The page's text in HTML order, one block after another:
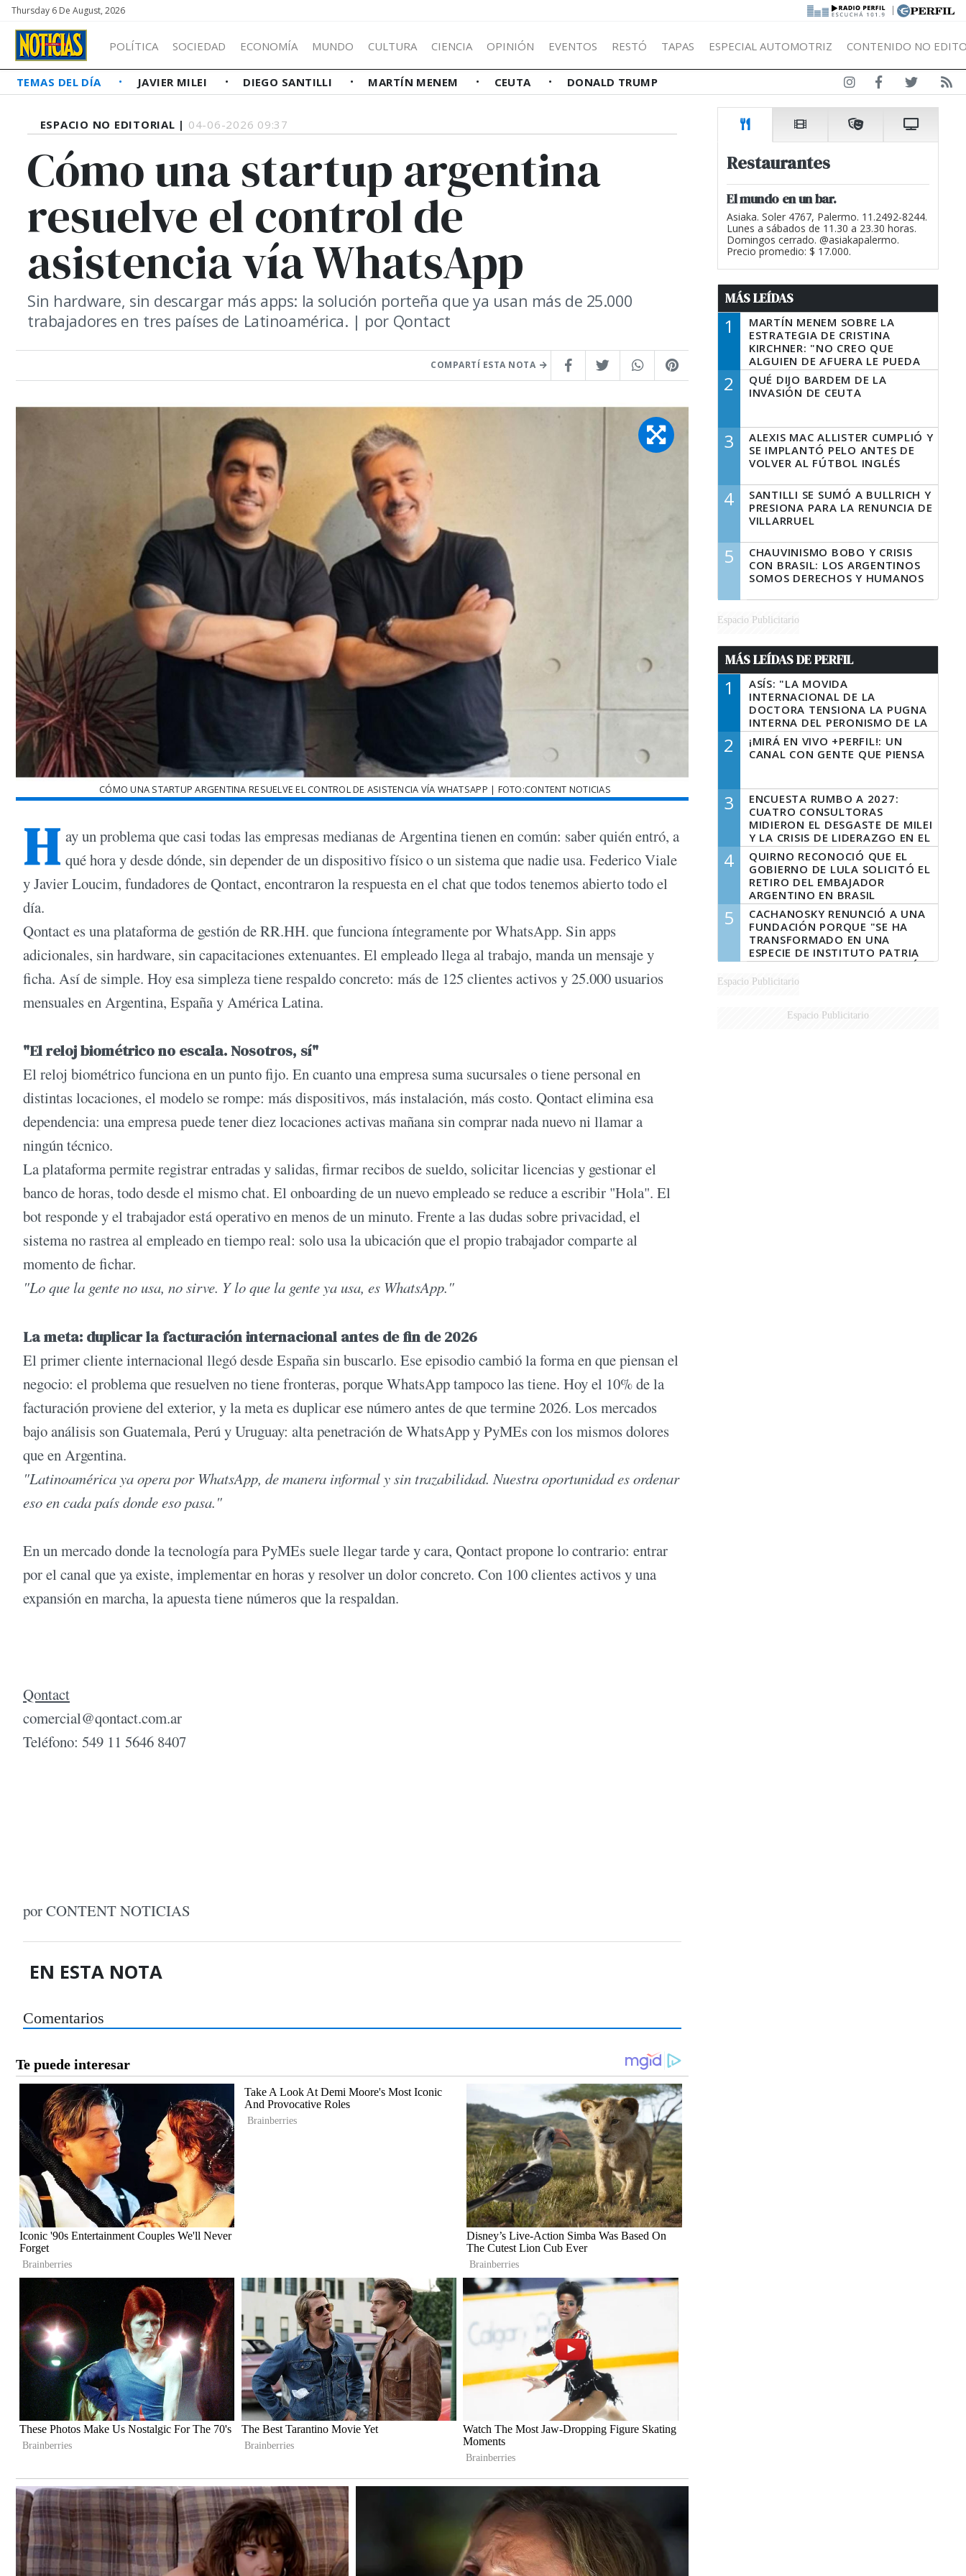
Thursday 6 De August, 2026 |
POLÍTICA SOCIEDAD ECONOMÍA MUNDO CULTURA CIENCIA OPINIÓN EVENTOS RESTÓ TAPAS ESPECIAL AUTOMOTRIZ CONTENIDO NO
TEMAS DEL DÍA JAVIER MILEI DIEGO SANTILLI MARTÍN MENEM CEUTA DONALD TRUMP
ESPACIO NO EDITORIAL | 04-06-2026 09:37
Cómo una startup argentina
resuelve el control de
asistencia vía WhatsApp
Sin hardware, sin descargar más apps: la solución porteña que ya usan más de 25.000
trabajadores en tres países de Latinoamérica. | por Qontact
COMPARTÍ ESTA NOTA
CÓMO UNA STARTUP ARGENTINA RESUELVE EL CONTROL DE ASISTENCIA VÍA WHATSAPP | FOTO:CONTENT NOTICIAS
H ay un problema que casi todas las empresas medianas de Argentina tienen en común: saber quién entró, a
qué hora y desde dónde, sin depender de un dispositivo físico o un sistema que nadie usa. Federico Viale
y Javier Loucim, fundadores de Qontact, encontraron la respuesta en el chat que todos tenemos abierto todo el
día.
Qontact es una plataforma de gestión de RR.HH. que funciona íntegramente por WhatsApp. Sin apps
adicionales, sin hardware, sin capacitaciones extenuantes. El empleado llega al trabajo, manda un mensaje y
ficha. Así de simple. Hoy esa simpleza tiene respaldo concreto: más de 125 clientes activos y 25.000 usuarios
mensuales en Argentina, España y América Latina.
"El reloj biométrico no escala. Nosotros, sí"
El reloj biométrico funciona en un punto fijo. En cuanto una empresa suma sucursales o tiene personal en
distintas locaciones, el modelo se rompe: más dispositivos, más instalación, más costo. Qontact elimina esa
dependencia: una empresa puede tener diez locaciones activas mañana sin comprar nada nuevo ni llamar a
ningún técnico.
La plataforma permite registrar entradas y salidas, firmar recibos de sueldo, solicitar licencias y gestionar el
banco de horas, todo desde el mismo chat. El onboarding de un nuevo empleado se reduce a escribir "Hola". El
bot responde y el trabajador está operativo en menos de un minuto. Frente a las dudas sobre privacidad, el
sistema no rastrea al empleado en tiempo real: solo usa la ubicación que el propio trabajador comparte al
momento de fichar.
"Lo que la gente no usa, no sirve. Y lo que la gente ya usa, es WhatsApp."
La meta: duplicar la facturación internacional antes de fin de 2026
El primer cliente internacional llegó desde España sin buscarlo. Ese episodio cambió la forma en que piensan el
negocio: el problema que resuelven no tiene fronteras, porque WhatsApp tampoco las tiene. Hoy el 10% de la
facturación proviene del exterior, y la meta es duplicar ese número antes de que termine 2026. Los mercados
bajo análisis son Guatemala, Perú y Uruguay: alta penetración de WhatsApp y PyMEs con los mismos dolores
que en Argentina.
"Latinoamérica ya opera por WhatsApp, de manera informal y sin trazabilidad. Nuestra oportunidad es ordenar
eso en cada país donde eso pasa."
En un mercado donde la tecnología para PyMEs suele llegar tarde y cara, Qontact propone lo contrario: entrar
por el canal que ya existe, implementar en horas y resolver un dolor concreto. Con 100 clientes activos y una
expansión en marcha, la apuesta tiene números que la respaldan.
Qontact
comercial@qontact.com.ar
Teléfono: 549 11 5646 8407
por CONTENT NOTICIAS
EN ESTA NOTA
Comentarios
Restaurantes
El mundo en un bar.
Asiaka. Soler 4767, Palermo. 11.2492-8244.
Lunes a sábados de 11.30 a 23.30 horas.
Domingos cerrado. @asiakapalermo.
Precio promedio: $ 17.000.
MÁS LEÍDAS
1
MARTÍN MENEM SOBRE LA
ESTRATEGIA DE CRISTINA
KIRCHNER: "NO CREO QUE
ALGUIEN DE AFUERA LE PUEDA
DECIR A LA JUSTICIA LO QUE
TIENE QUE HACER"
2
QUÉ DIJO BARDEM DE LA
INVASIÓN DE CEUTA
3
ALEXIS MAC ALLISTER CUMPLIÓ Y
SE IMPLANTÓ PELO ANTES DE
VOLVER AL FÚTBOL INGLÉS
4
SANTILLI SE SUMÓ A BULLRICH Y
PRESIONA PARA LA RENUNCIA DE
VILLARRUEL
5
CHAUVINISMO BOBO Y CRISIS
CON BRASIL: LOS ARGENTINOS
SOMOS DERECHOS Y HUMANOS
Espacio Publicitario
MÁS LEÍDAS DE PERFIL
1
ASÍS: "LA MOVIDA
INTERNACIONAL DE LA
DOCTORA TENSIONA LA PUGNA
INTERNA DEL PERONISMO DE LA
PROVINCIA DEL PECADO"
2
¡MIRÁ EN VIVO +PERFIL!: UN
CANAL CON GENTE QUE PIENSA
3
ENCUESTA RUMBO A 2027:
CUATRO CONSULTORAS
MIDIERON EL DESGASTE DE MILEI
Y LA CRISIS DE LIDERAZGO EN EL
PERONISMO
4
QUIRNO RECONOCIÓ QUE EL
GOBIERNO DE LULA SOLICITÓ EL
RETIRO DEL EMBAJADOR
ARGENTINO EN BRASIL
5
CACHANOSKY RENUNCIÓ A UNA
FUNDACIÓN PORQUE "SE HA
TRANSFORMADO EN UNA
ESPECIE DE INSTITUTO PATRIA
INCONDICIONAL DE LA GESTIÓN
DE MILEI"
Espacio Publicitario
Espacio Publicitario